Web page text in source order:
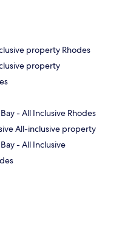
property Rhodes
property
- All Inclusive Rhodes
All-inclusive property
- All Inclusive